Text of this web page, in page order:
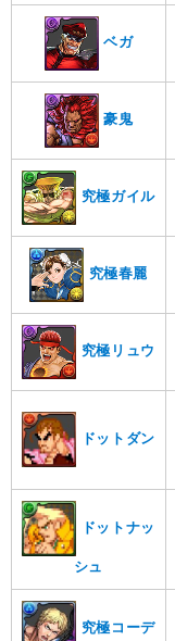
ベガ
豪鬼
究極ガイル
究極春麗
究極リュウ
ドットダン
ドットナッ
シュ
究極コーデ